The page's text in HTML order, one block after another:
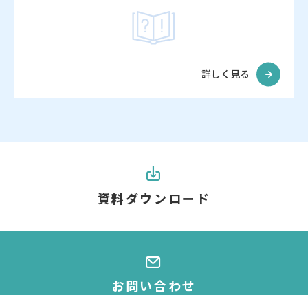
詳しく見る
資料ダウンロード
お問い合わせ